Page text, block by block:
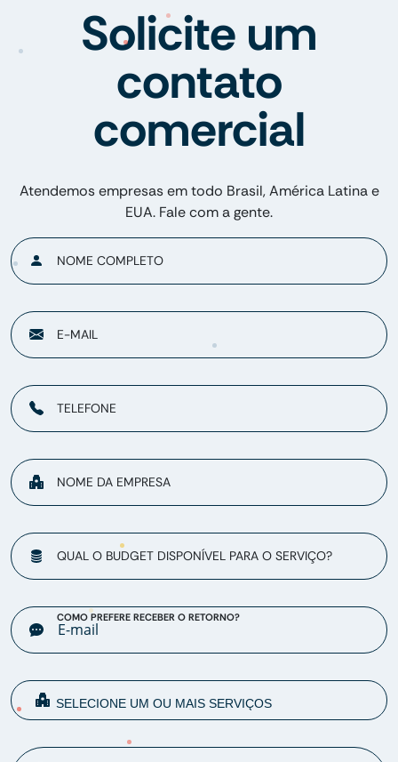
Solicite um
contato
comercial
Atendemos empresas em todo Brasil, América Latina e
EUA. Fale com a gente.
NOME COMPLETO
E-MAIL
TELEFONE
NOME DA EMPRESA
QUAL O BUDGET DISPONÍVEL PARA O SERVIÇO?
COMO PREFERE RECEBER O RETORNO?